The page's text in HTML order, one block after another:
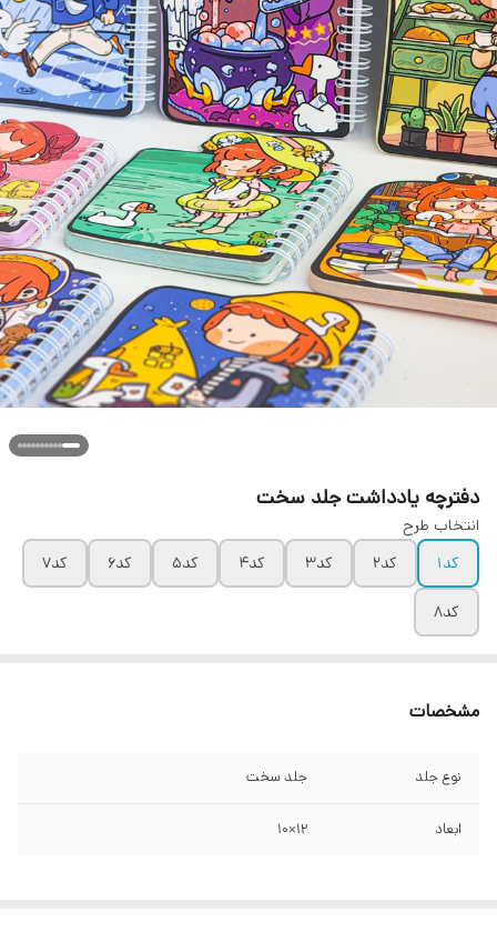
دفترچه یادداشت جلد سخت
انتخاب طرح
کد۱
کد۲ کد۳ کد۴ کد۵ کد۶ کد۷
کد۸
مشخصات
نوع جلد جلد سخت
ابعاد ۱۲×۱۰